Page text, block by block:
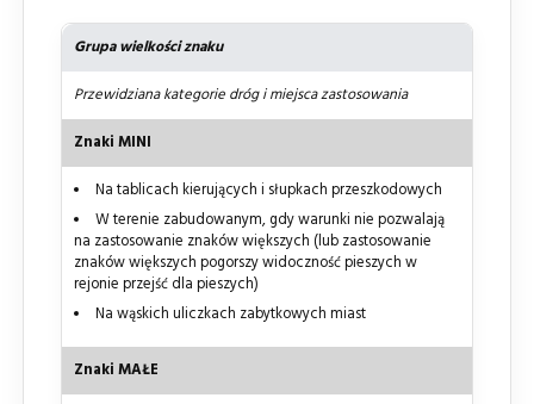
Grupa wielkości znaku
Przewidziana kategorie dróg i miejsca zastosowania
Znaki MINI
Na tablicach kierujących i słupkach przeszkodowych
W terenie zabudowanym, gdy warunki nie pozwalają
na zastosowanie znaków większych (lub zastosowanie
znaków większych pogorszy widoczność pieszych w
rejonie przejść dla pieszych)
Na wąskich uliczkach zabytkowych miast
Znaki MAŁE